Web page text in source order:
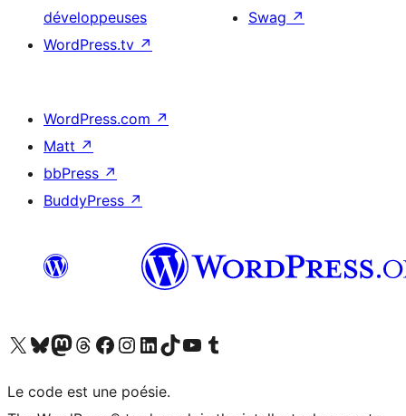
développeuses
WordPress.tv ↗
Swag ↗
WordPress.com ↗
Matt ↗
bbPress ↗
BuddyPress ↗
Visitez notre compte X (précédemment Twitter)
Visiter notre compte Bluesky
Visiter notre compte Mastodon
Visiter notre compte Threads
Consulter notre compte Facebook
Consulter notre compte Instagram
Consulter notre compte LinkedIn
Visiter notre compte TokTok
Visiter notre chaîne YouTube
Visiter notre compte Tumblr
Le code est une poésie.